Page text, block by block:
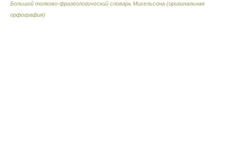
Большой толково-фразеологический словарь Михельсона (оригинальная
орфография)